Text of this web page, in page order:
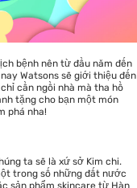
bệnh nên từ đầu năm đến
Watsons sẽ giới thiệu đến
chỉ cần ngồi nhà mà tha hồ
tặng cho bạn một món
phá nha!
ta sẽ là xứ sở Kim chi.
trong số những đất nước